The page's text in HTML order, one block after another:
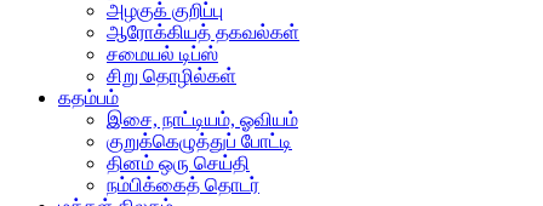
அழகுக் குறிப்பு
ஆரோக்கியத் தகவல்கள்
சமையல் டிப்ஸ்
சிறு தொழில்கள்
கதம்பம்
இசை, நாட்டியம், ஓவியம்
குறுக்கெழுத்துப் போட்டி
தினம் ஒரு செய்தி
நம்பிக்கைத் தொடர்